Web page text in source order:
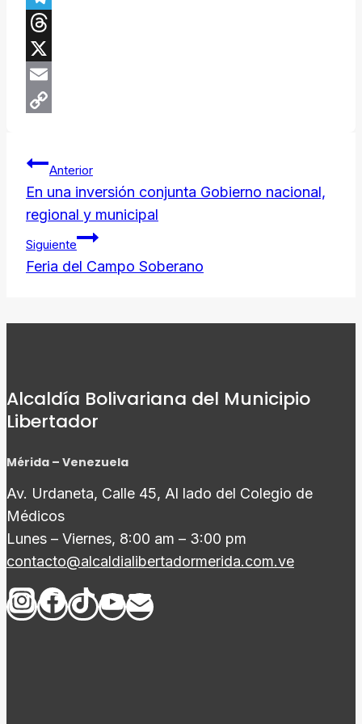
Telegram
Threads
X
Email
Navegación
de
entradas
Anterior
En una inversión conjunta Gobierno nacional,
regional y municipal
Siguiente
Feria del Campo Soberano
Alcaldía Bolivariana del Municipio
Libertador
Mérida – Venezuela
Av. Urdaneta, Calle 45, Al lado del Colegio de
Médicos
Lunes – Viernes, 8:00 am – 3:00 pm
contacto@alcaldialibertadormerida.com.ve